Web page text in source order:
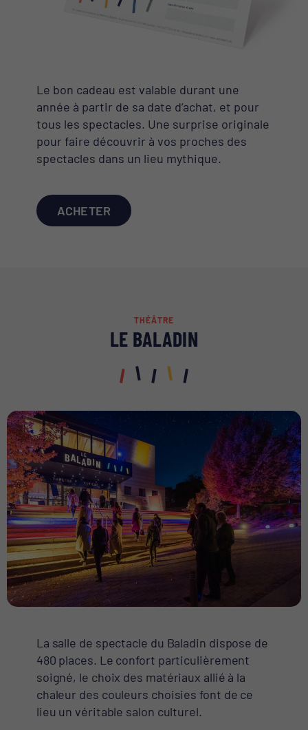
Le bon cadeau est valable durant une
année à partir de sa date d’achat, et pour
tous les spectacles. Une surprise originale
pour faire découvrir à vos proches des
spectacles dans un lieu mythique.
ACHETER
THÉÂTRE
LE BALADIN
La salle de spectacle du Baladin dispose de
480 places. Le confort particulièrement
soigné, le choix des matériaux allié à la
chaleur des couleurs choisies font de ce
lieu un véritable salon culturel.